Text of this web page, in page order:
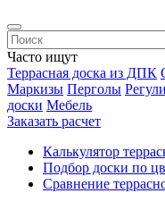
Часто ищут
Террасная доска из ДПК
Маркизы Перголы
доски Мебель
Заказать расчет
Калькулятор
Подбор доски по
Сравнение